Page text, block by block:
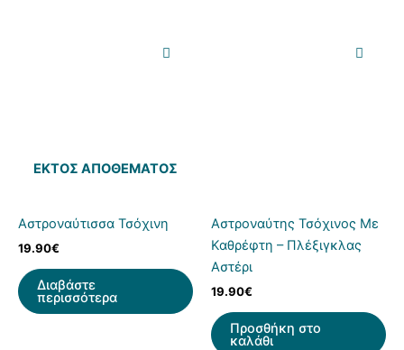
ΕΚΤΌΣ ΑΠΟΘΈΜΑΤΟΣ
Αστροναύτισσα Τσόχινη
19.90€
Διαβάστε
περισσότερα
Αστροναύτης Τσόχινος Με
Καθρέφτη – Πλέξιγκλας
Αστέρι
19.90€
Προσθήκη στο
καλάθι